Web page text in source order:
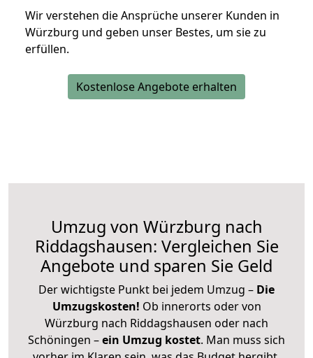
Wir verstehen die Ansprüche unserer Kunden in
Würzburg und geben unser Bestes, um sie zu
erfüllen.
Kostenlose Angebote erhalten
Umzug von Würzburg nach
Riddagshausen: Vergleichen Sie
Angebote und sparen Sie Geld
Der wichtigste Punkt bei jedem Umzug – Die
Umzugskosten! Ob innerorts oder von
Würzburg nach Riddagshausen oder nach
Schöningen –ein Umzug kostet. Man muss sich